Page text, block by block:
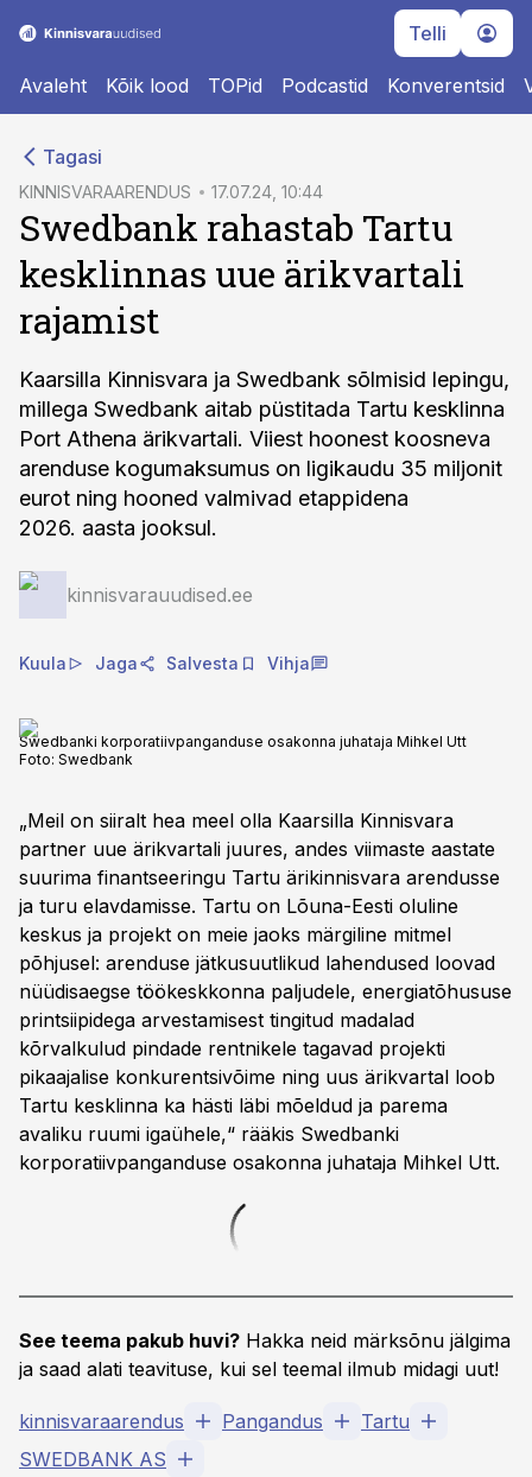
Telli
Avaleht Kõik lood TOPid Podcastid Konverentsid
Tagasi
KINNISVARAARENDUS 17.07.24, 10:44
Swedbank rahastab Tartu
kesklinnas uue ärikvartali
rajamist
Kaarsilla Kinnisvara ja Swedbank sõlmisid lepingu,
millega Swedbank aitab püstitada Tartu kesklinna
Port Athena ärikvartali. Viiest hoonest koosneva
arenduse kogumaksumus on ligikaudu 35 miljonit
eurot ning hooned valmivad etappidena
2026. aasta jooksul.
kinnisvarauudised.ee
Kuula Jaga Salvesta Vihja
Swedbanki korporatiivpanganduse osakonna juhataja Mihkel Utt
Foto: Swedbank
„Meil on siiralt hea meel olla Kaarsilla Kinnisvara
partner uue ärikvartali juures, andes viimaste aastate
suurima finantseeringu Tartu ärikinnisvara arendusse
ja turu elavdamisse. Tartu on Lõuna-Eesti oluline
keskus ja projekt on meie jaoks märgiline mitmel
põhjusel: arenduse jätkusuutlikud lahendused loovad
nüüdisaegse töökeskkonna paljudele, energiatõhususe
printsiipidega arvestamisest tingitud madalad
kõrvalkulud pindade rentnikele tagavad projekti
pikaajalise konkurentsivõime ning uus ärikvartal loob
Tartu kesklinna ka hästi läbi mõeldud ja parema
avaliku ruumi igaühele,“ rääkis Swedbanki
korporatiivpanganduse osakonna juhataja Mihkel Utt.
See teema pakub huvi? Hakka neid märksõnu jälgima
ja saad alati teavituse, kui sel teemal ilmub midagi uut!
kinnisvaraarendus Pangandus
Tartu
SWEDBANK AS